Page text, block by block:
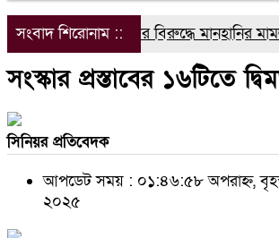
সংবাদ শিরোনাম ::
ডিপজলের বিরুদ্ধে মানহানির মামলা
সংস্কার প্রস্তাবের ১৬টিতে
সিনিয়র প্রতিবেদক
আপডেট সময় : ০১:৪৬:৫৮ অপরাহ্ন,
২০২৫